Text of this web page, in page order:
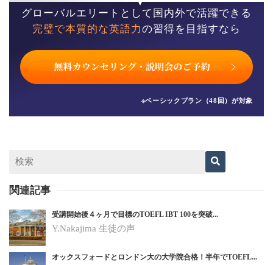
グローバルエリートとして国内外で活躍できる
完璧で本質的な英語力の習得を目指すなら
※ベーシックプラン（48回）が対象
関連記事
受講開始後４ヶ月で目標のTOEFL IBT 100を突破...
Y.Nakajima 生徒の声
オックスフォードとロンドン大の大学院合格！半年でTOEFL...